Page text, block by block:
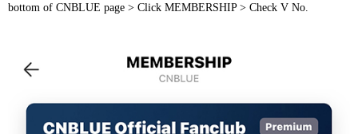
bottom of CNBLUE page > Click MEMBERSHIP > Check V No.